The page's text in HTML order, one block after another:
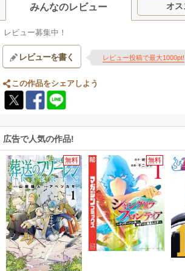
みんなのレビュー オ
レビュー募集中！
レビューを書く レビュー投稿で最大1000pt!
この作品をシェアしよう
広告で人気の作品!
無料 無料